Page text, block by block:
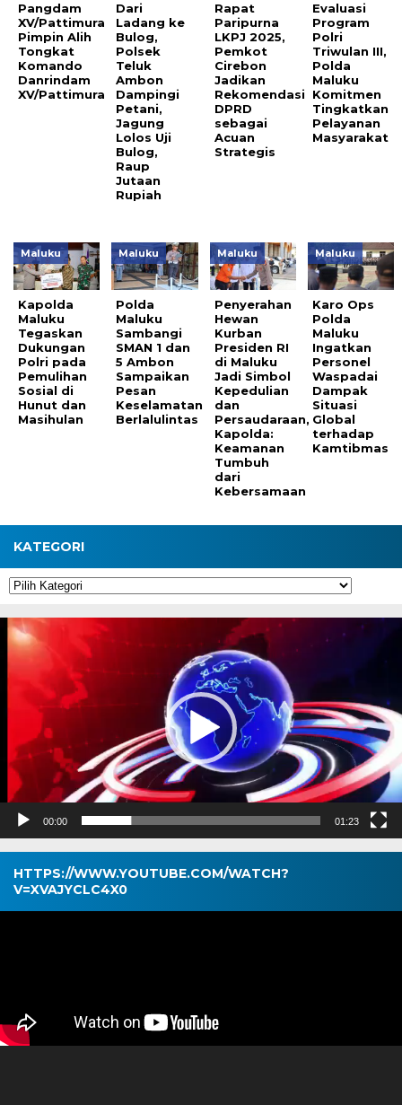
Pangdam
XV/Pattimura
Pimpin Alih
Tongkat
Komando
Danrindam
XV/Pattimura
Dari
Ladang ke
Bulog,
Polsek
Teluk
Ambon
Dampingi
Petani,
Jagung
Lolos Uji
Bulog,
Raup
Jutaan
Rupiah
Rapat
Paripurna
LKPJ 2025,
Pemkot
Cirebon
Jadikan
Rekomendasi
DPRD
sebagai
Acuan
Strategis
Evaluasi
Program
Polri
Triwulan III,
Polda
Maluku
Komitmen
Tingkatkan
Pelayanan
Masyarakat
Maluku
Kapolda
Maluku
Tegaskan
Dukungan
Polri pada
Pemulihan
Sosial di
Hunut dan
Masihulan
Maluku
Polda
Maluku
Sambangi
SMAN 1 dan
5 Ambon
Sampaikan
Pesan
Keselamatan
Berlalulintas
Maluku
Penyerahan
Hewan
Kurban
Presiden RI
di Maluku
Jadi Simbol
Kepedulian
dan
Persaudaraan,
Kapolda:
Keamanan
Tumbuh
dari
Kebersamaan
Maluku
Karo Ops
Polda
Maluku
Ingatkan
Personel
Waspadai
Dampak
Situasi
Global
terhadap
Kamtibmas
KATEGORI
Kategori
Pemutar
Video
00:00 01:23
HTTPS://WWW.YOUTUBE.COM/WATCH?
V=XVAJYCLC4X0
Pemutar